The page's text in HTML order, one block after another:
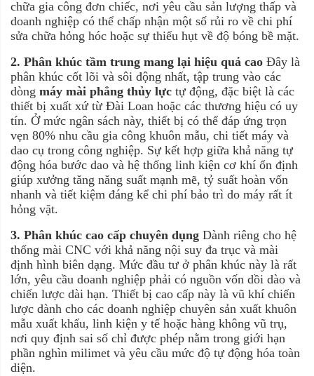
chữa gia công đơn chiếc, nơi yêu cầu sản lượng thấp và
doanh nghiệp có thể chấp nhận một số rủi ro về chi phí
sửa chữa hỏng hóc hoặc sự thiếu hụt về độ bóng bề mặt.
2. Phân khúc tầm trung mang lại hiệu quả cao Đây là
phân khúc cốt lõi và sôi động nhất, tập trung vào các
dòng máy mài phẳng thủy lực tự động, đặc biệt là các
thiết bị xuất xứ từ Đài Loan hoặc các thương hiệu có uy
tín. Ở mức ngân sách này, thiết bị có thể đáp ứng trọn
vẹn 80% nhu cầu gia công khuôn mẫu, chi tiết máy và
dao cụ trong công nghiệp. Sự kết hợp giữa khả năng tự
động hóa bước dao và hệ thống linh kiện cơ khí ổn định
giúp xưởng tăng năng suất mạnh mẽ, tỷ suất hoàn vốn
nhanh và tiết kiệm đáng kể chi phí bảo trì do máy rất ít
hỏng vặt.
3. Phân khúc cao cấp chuyên dụng Dành riêng cho hệ
thống mài CNC với khả năng nội suy đa trục và mài
định hình biên dạng. Mức đầu tư ở phân khúc này là rất
lớn, yêu cầu doanh nghiệp phải có nguồn vốn dồi dào và
chiến lược dài hạn. Thiết bị cao cấp này là vũ khí chiến
lược dành cho các doanh nghiệp chuyên sản xuất khuôn
mẫu xuất khẩu, linh kiện y tế hoặc hàng không vũ trụ,
nơi quy định sai số chỉ được phép nằm trong giới hạn
phần nghìn milimet và yêu cầu mức độ tự động hóa toàn
diện.